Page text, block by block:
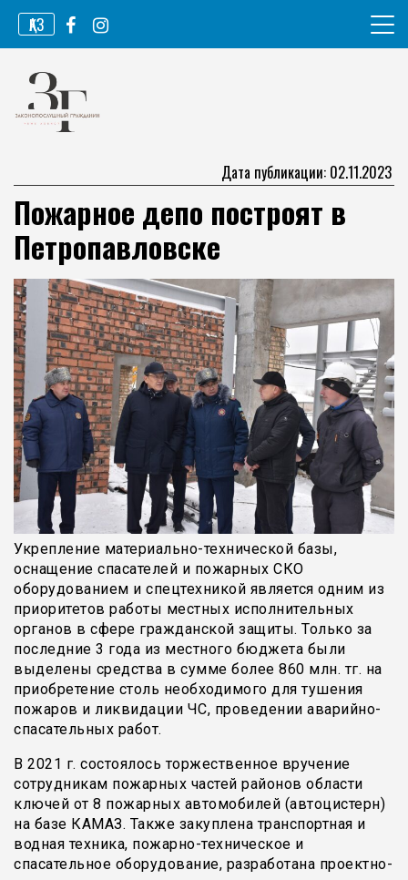
Перейти
содержимому
ҚАЗ
Законопослушный гражданин
Дата публикации: 02.11.2023
Пожарное депо построят в
Петропавловске
Укрепление материально-технической базы,
оснащение спасателей и пожарных СКО
оборудованием и спецтехникой является одним из
приоритетов работы местных исполнительных
органов в сфере гражданской защиты. Только за
последние 3 года из местного бюджета были
выделены средства в сумме более 860 млн. тг. на
приобретение столь необходимого для тушения
пожаров и ликвидации ЧС, проведении аварийно-
спасательных работ.
В 2021 г. состоялось торжественное вручение
сотрудникам пожарных частей районов области
ключей от 8 пожарных автомобилей (автоцистерн)
на базе КАМАЗ. Также закуплена транспортная и
водная техника, пожарно-техническое и
спасательное оборудование, разработана проектно-